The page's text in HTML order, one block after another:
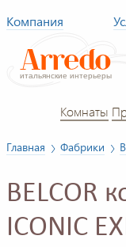
Компания
Комнаты
Главная Фабрики
BELCOR
ICONIC